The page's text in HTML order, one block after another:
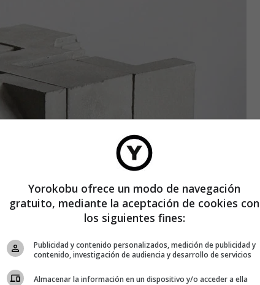
Yorokobu ofrece un modo de navegación
gratuito, mediante la aceptación de cookies con
los siguientes fines:
Publicidad y contenido personalizados, medición de publicidad y
contenido, investigación de audiencia y desarrollo de servicios
Almacenar la información en un dispositivo y/o acceder a ella